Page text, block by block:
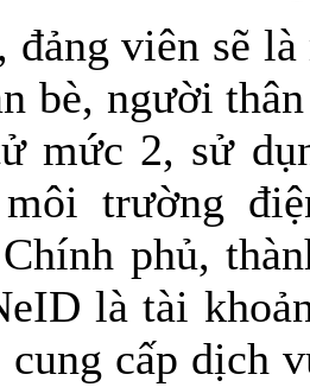
đảng viên sẽ
bè, người
mức 2, sử
trường
phủ,
là tài
cung cấp dịch